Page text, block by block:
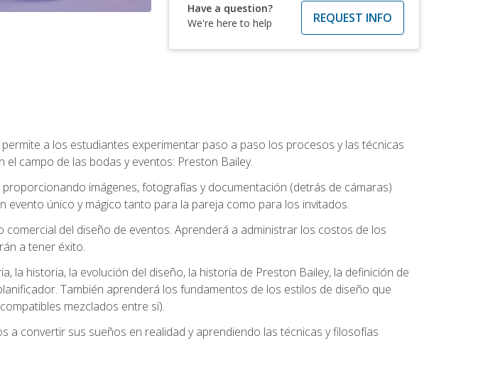
Have a question?
We're here to help
REQUEST INFO
a los estudiantes experimentar paso a paso los procesos y las técnicas
campo de las bodas y eventos: Preston Bailey.
imágenes, fotografías y documentación (detrás de cámaras)
único y mágico tanto para la pareja como para los invitados.
del diseño de eventos. Aprenderá a administrar los costos de los
a tener éxito.
la historia, la evolución del diseño, la historia de Preston Bailey, la definición de
También aprenderá los fundamentos de los estilos de diseño que
mezclados entre sí).
convertir sus sueños en realidad y aprendiendo las técnicas y filosofías